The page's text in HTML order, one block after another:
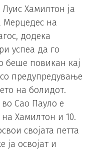
Хамилтон ја
Мерцедес на
додека
успеа да го
беше повикан кај
предупредување
на болидот.
Сао Пауло е
Хамилтон и 10.
својата петта
ја освојат и